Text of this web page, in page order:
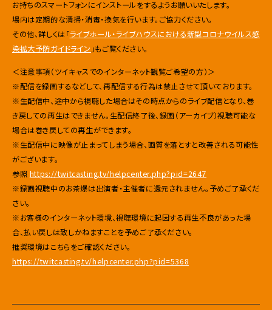
お持ちのスマートフォンにインストールをするようお願いいたします。
場内は定期的な清掃・消毒・換気を行います。ご協力ください。
その他、詳しくは「ライブホール・ライブハウスにおける新型コロナウイルス感
染拡大予防ガイドライン 」もご覧ください。
＜注意事項（ツイキャスでのインターネット観覧ご希望の方）＞
※配信を録画するなどして、再配信する行為は禁止させて頂いております。
※生配信中、途中から視聴した場合はその時点からのライブ配信となり、巻
き戻しての再生はできません。生配信終了後、録画（アーカイブ）視聴可能な
場合は巻き戻しての再生ができます。
※生配信中に映像が止まってしまう場合、画質を落とすと改善される可能性
がございます。
参照 https://twitcasting.tv/helpcenter.php?pid=2647
※録画視聴中のお茶爆は出演者・主催者に還元されません。 予めご了承くだ
さい。
※お客様のインターネット環境、視聴環境に起因する再生不良があった場
合、払い戻しは致しかねますことを予めご了承ください。
推奨環境はこちらをご確認ください。
https://twitcasting.tv/helpcenter.php?pid=5368